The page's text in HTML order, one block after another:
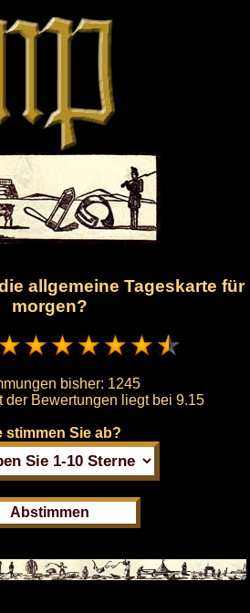
allgemeine Tageskarte für
morgen?
bisher: 1245
der Bewertungen liegt bei 9.15
stimmen Sie ab?